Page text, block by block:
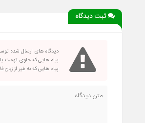
ثبت دیدگاه
دیدگاه های ارسال شده
پیام هایی که حاوی تهمت
پیام هایی که به غیر از